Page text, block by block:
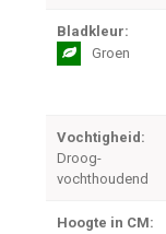
Bladkleur:
Groen
Vochtigheid:
Droog-
vochthoudend
Hoogte in CM: